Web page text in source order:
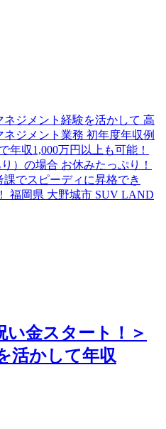
い金スタート！＞
活かして年収